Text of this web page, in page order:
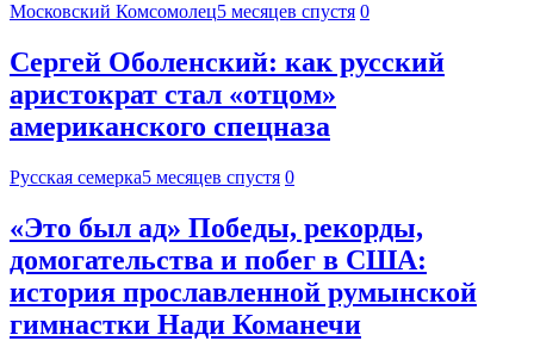
Московский Комсомолец5 месяцев спустя 0
Сергей Оболенский: как русский
аристократ стал «отцом»
американского спецназа
Русская семерка5 месяцев спустя 0
«Это был ад» Победы, рекорды,
домогательства и побег в США:
история прославленной румынской
гимнастки Нади Команечи